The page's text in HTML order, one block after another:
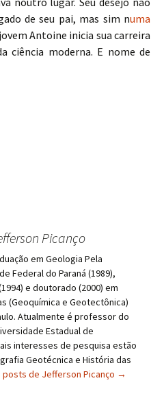
de seu pai, mas sim numa
Antoine inicia sua carreira
ciência moderna. E nome de
Picanço
em Geologia Pela
Federal do Paraná (1989),
e doutorado (2000) em
(Geoquímica e Geotectônica)
Atualmente é professor do
Estadual de
interesses de pesquisa estão
Geotécnica e História das
de Jefferson Picanço →